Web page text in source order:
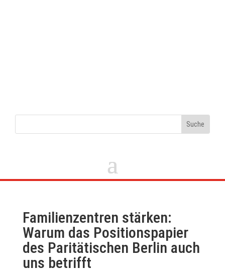
Familienzentren stärken:
Warum das Positionspapier
des Paritätischen Berlin auch
uns betrifft